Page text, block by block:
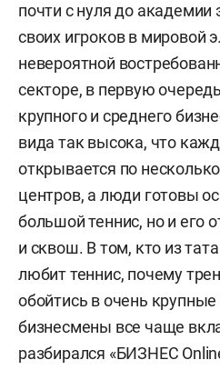
почти с нуля до академии
своих игроков в мировой
невероятной
секторе, в первую
крупного и среднего
вида так высока, что
открывается по
центров, а люди готовы
большой теннис, но и его
и сквош. В том, кто из
любит теннис, почему
обойтись в очень
бизнесмены все чаще
разбирался «БИЗНЕС